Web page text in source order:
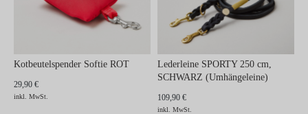
Kotbeutelspender Softie ROT
29,90 €
inkl. MwSt.
Lederleine SPORTY 250 cm,
SCHWARZ (Umhängeleine)
109,90 €
inkl. MwSt.